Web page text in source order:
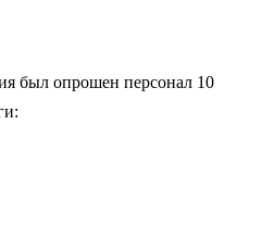
был опрошен персонал 10